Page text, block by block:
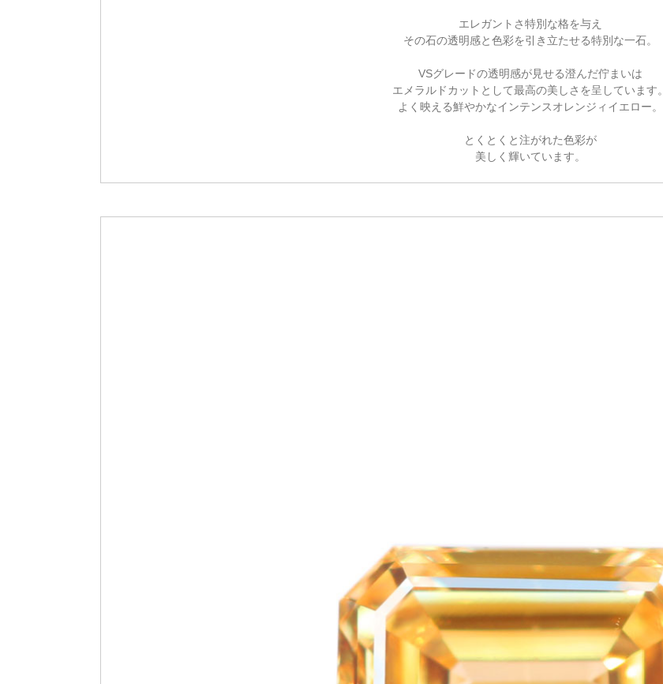
エレガントさ特別な格を与え
その石の透明感と色彩を引き立たせる特別な一石。
VSグレードの透明感が見せる澄んだ佇まいは
エメラルドカットとして最高の美しさを呈しています。
よく映える鮮やかなインテンスオレンジィイエロー。
とくとくと注がれた色彩が
美しく輝いています。